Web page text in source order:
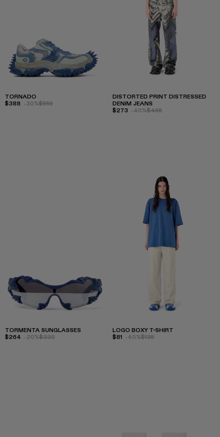
TORNADO
$388 -30%$555
DISTORTED PRINT DISTRESSED
DENIM JEANS
$273 -40%$455
TORMENTA SUNGLASSES
$264 -20%$330
LOGO BOXY T-SHIRT
$81 -40%$135